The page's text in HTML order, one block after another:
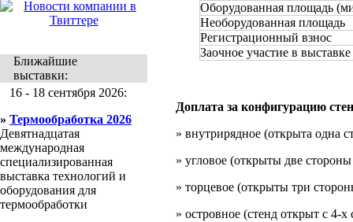
Ближайшие
выставки:
16 - 18 сентября 2026:
» Термообработка 2026
Девятнадцатая
международная
специализированная
выставка технологий и
оборудования для
термообработки
Оборудованная площадь
Необорудованная площадь
Регистрационный взнос
Заочное участие в выставке
Доплата за конфигурацию
» внутрирядное (открыта одна
» угловое (открыты две
» торцевое (открыты три
» островное (стенд открыт с 4-